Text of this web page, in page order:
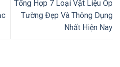
Tổng Hợp 7 Loại Vật Liệu Ốp
Tường Đẹp Và Thông Dụng
Nhất Hiện Nay